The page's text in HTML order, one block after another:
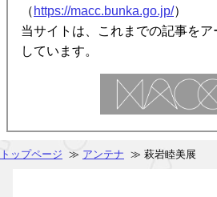
（ https://macc.bunka.go.jp/）
当サイトは、これまでの記事を
しています。
トップページ ≫ アンテナ ≫ 萩岩睦美展